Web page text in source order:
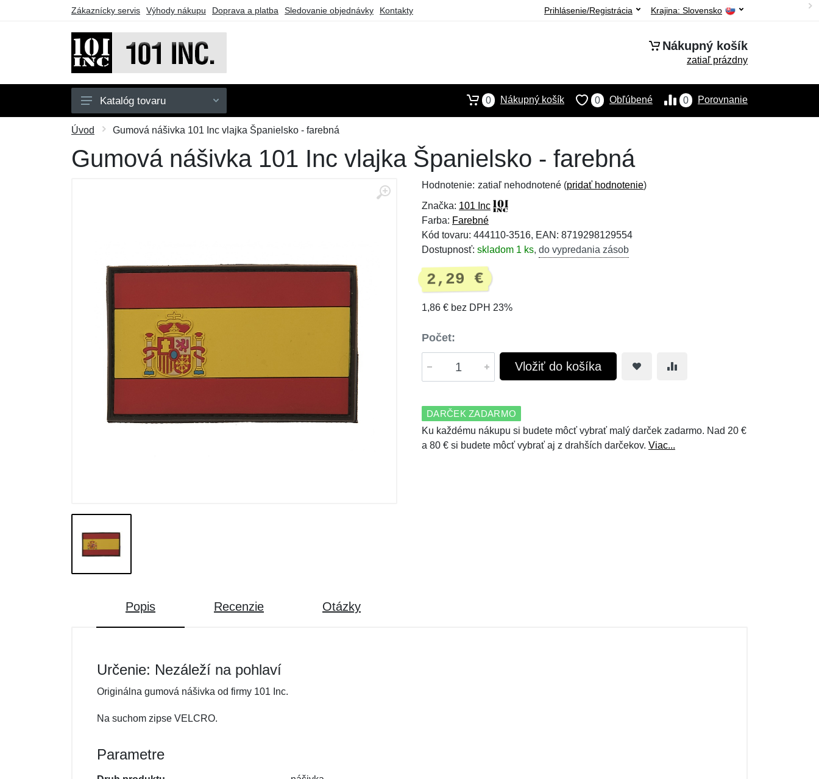
Zákaznícky servis Výhody nákupu Doprava a platba Sledovanie objednávky Kontakty Krajina: Slovensko
Prihlásenie/Registrácia
Nákupný košík
zatiaľ prázdny
Pánske
Detské
Výpredaj
Katalóg tovaru 0 Porovnanie
0 Obľúbené
0 Nákupný košík
Úvod Gumová nášivka 101 Inc vlajka Španielsko - farebná
Gumová nášivka 101 Inc vlajka Španielsko - farebná
Hodnotenie: zatiaľ nehodnotené (pridať hodnotenie)
Značka: 101 Inc
Farba: Farebné
Kód tovaru: 444110-3516, EAN: 8719298129554
Dostupnosť: skladom 1 ks, do vypredania zásob
2,29 €
1,86 € bez DPH 23%
Počet:
Vložiť do košíka
DARČEK ZADARMO
Ku každému nákupu si budete môcť vybrať malý darček zadarmo. Nad 20 €
a 80 € si budete môcť vybrať aj z drahších darčekov. Viac...
Popis Recenzie Otázky
Určenie: Nezáleží na pohlaví
Originálna gumová nášivka od firmy 101 Inc.
Na suchom zipse VELCRO.
Parametre